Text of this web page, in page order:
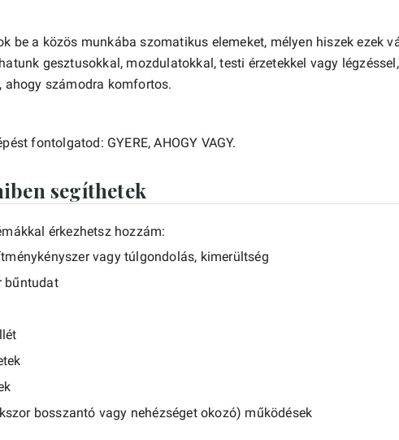
be a közös munkába szomatikus elemeket, mélyen hiszek ezek
gesztusokkal, mozdulatokkal, testi érzetekkel vagy
ahogy számodra komfortos.
fontolgatod: GYERE, AHOGY VAGY.
segíthetek
érkezhetsz hozzám:
vagy túlgondolás, kimerültség
bűntudat
bosszantó vagy nehézséget okozó) működések